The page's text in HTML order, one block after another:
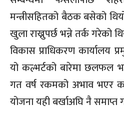
मन्त्रीसहितको बैठक बसेको
खुला राख्नुपर्छ भन्ने तर्क गरेको
विकास प्राधिकरण कार्यालय
यो कल्भर्टको बारेमा छलफल
गत वर्ष रकमको अभाव भएर
योजना यही बर्खाअघि नै